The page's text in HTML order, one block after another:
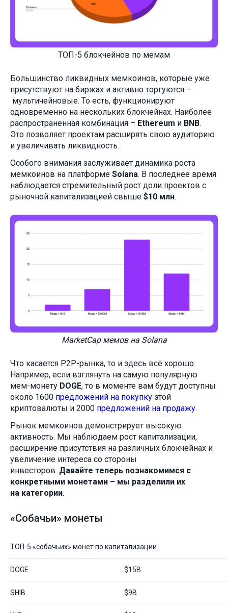
ТОП-5 блокчейнов по мемам
Большинство ликвидных мемкоинов, которые уже
присутствуют на биржах и активно торгуются –
мультичейновые. То есть, функционируют
одновременно на нескольких блокчейнах. Наиболее
распространенная комбинация – Ethereum и BNB.
Это позволяет проектам расширять свою аудиторию
и увеличивать ликвидность.
Особого внимания заслуживает динамика роста
мемкоинов на платформе Solana. В последнее время
наблюдается стремительный рост доли проектов с
рыночной капитализацией свыше $10 млн.
MarketCap мемов на Solana
Что касается P2P-рынка, то и здесь всё хорошо.
Например, если взглянуть на самую популярную
мем-монету DOGE, то в моменте вам будут доступны
около 1600 предложений на покупку этой
криптовалюты и 2000 предложений на продажу.
Рынок мемкоинов демонстрирует высокую
активность. Мы наблюдаем рост капитализации,
расширение присутствия на различных блокчейнах и
увеличение интереса со стороны
инвесторов. Давайте теперь познакомимся с
конкретными монетами – мы разделили их
на категории.
«Собачьи» монеты
ТОП-5 «собачьих» монет по капитализации
DOGE $15B
SHIB $9B